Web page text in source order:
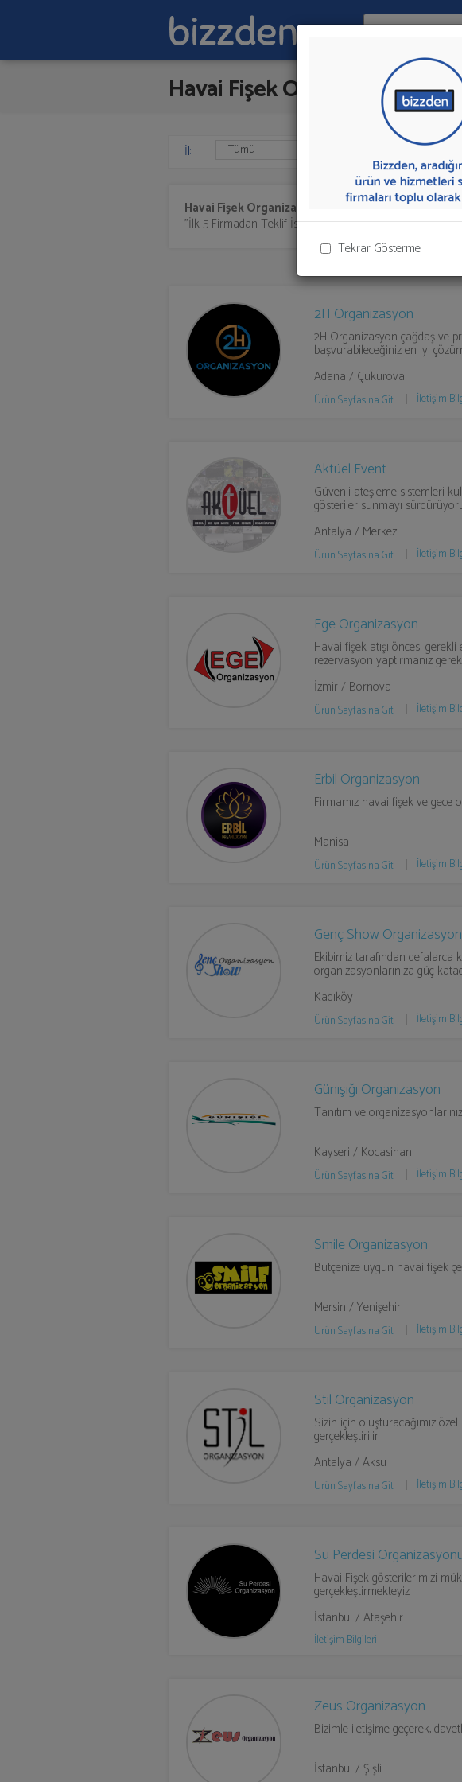
Tekrar Gösterme
Ara:
Havai Fişek Organizasyonu
İl:
Havai Fişek Organizasyonu sunan firmalar aşağıda
"İlk 5 Firmadan Teklif İste" kısmından toplu olarak teklif
2H Organizasyon
2H Organizasyon çağdaş ve
başvurabileceğiniz en iyi
Adana / Çukurova
Ürün Sayfasına Git İletişim
Aktüel Event
Güvenli ateşleme sistemleri
gösteriler sunmayı
Antalya / Merkez
Ürün Sayfasına Git İletişim
Ege Organizasyon
Havai fişek atışı öncesi
rezervasyon yaptırmanız
İzmir / Bornova
Ürün Sayfasına Git İletişim
Erbil Organizasyon
Firmamız havai fişek ve gece
Manisa
Ürün Sayfasına Git İletişim
Genç Show Organizasyon
Ekibimiz tarafından defalarca
organizasyonlarınıza güç
Kadıköy
Ürün Sayfasına Git İletişim
Günışığı Organizasyon
Tanıtım ve
Kayseri / Kocasinan
Ürün Sayfasına Git İletişim
Smile Organizasyon
Bütçenize uygun havai fişek
Mersin / Yenişehir
Ürün Sayfasına Git İletişim
Stil Organizasyon
Sizin için oluşturacağımız
gerçekleştirilir.
Antalya / Aksu
Ürün Sayfasına Git İletişim
Su Perdesi
Havai Fişek gösterilerimizi
gerçekleştirmekteyiz.
İstanbul / Ataşehir
İletişim Bilgileri
Zeus Organizasyon
Bizimle iletişime geçerek,
İstanbul / Şişli